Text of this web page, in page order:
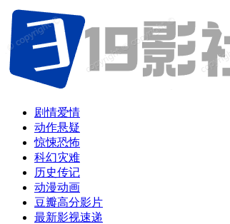
剧情爱情
动作悬疑
惊悚恐怖
科幻灾难
历史传记
动漫动画
豆瓣高分影片
最新影视速递